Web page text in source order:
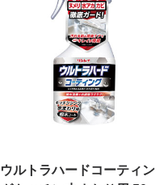
ウルトラハードコーティン